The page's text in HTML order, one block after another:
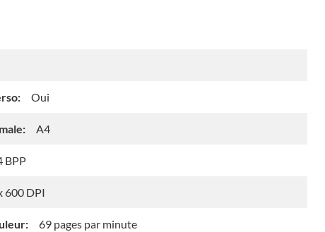
Oui
A4
BPP
600 DPI
69 pages par minute